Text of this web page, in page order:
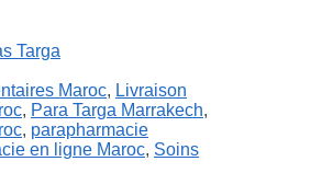
Targa
Maroc, Livraison
, Para Targa Marrakech,
, parapharmacie
en ligne Maroc, Soins